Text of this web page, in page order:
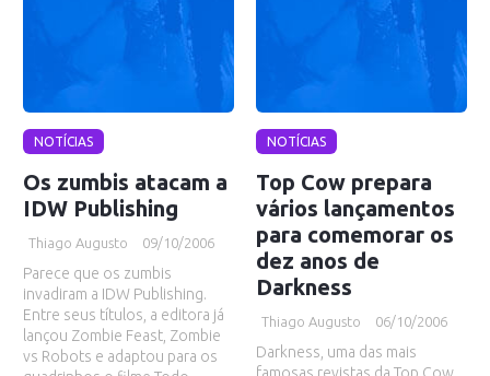
NOTÍCIAS
Os zumbis atacam a
IDW Publishing
Thiago Augusto 09/10/2006
Parece que os zumbis
invadiram a IDW Publishing.
Entre seus títulos, a editora já
lançou Zombie Feast, Zombie
vs Robots e adaptou para os
NOTÍCIAS
Top Cow prepara
vários lançamentos
para comemorar os
dez anos de
Darkness
Thiago Augusto 06/10/2006
Darkness, uma das mais